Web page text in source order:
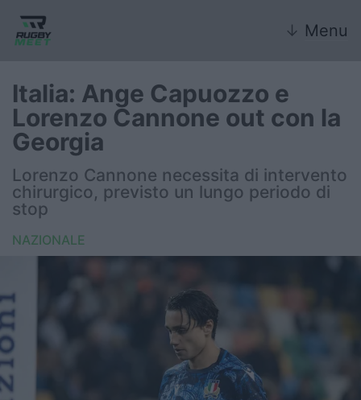
↓ Menu
Nazionale
Nazionali giovanili
Rugby Sevens
FIR
Internazionale
6 Nazioni
United Rugby Championship
Italia: Ange Capuozzo e
Lorenzo Cannone out con la
Georgia
Lorenzo Cannone necessita di intervento
chirurgico, previsto un lungo periodo di
stop
NAZIONALE